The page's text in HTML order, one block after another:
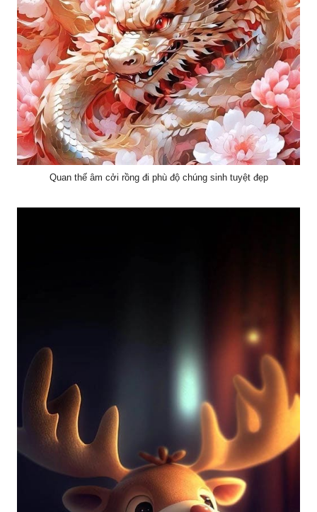
Quan thế âm cởi rồng đi phù độ chúng sinh tuyệt đẹp